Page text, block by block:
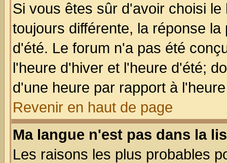
Si vous êtes sûr d'avoir choisi
toujours différente, la réponse
d'été. Le forum n'a pas été
l'heure d'hiver et l'heure d'été;
d'une heure par rapport à
Revenir en haut de page
Ma langue n'est pas dans la
Les raisons les plus probables